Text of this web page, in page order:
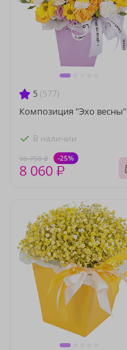
5 (577)
Композиция "Эхо весны"
В наличии
10 750 ₽ -25%
8 060 ₽